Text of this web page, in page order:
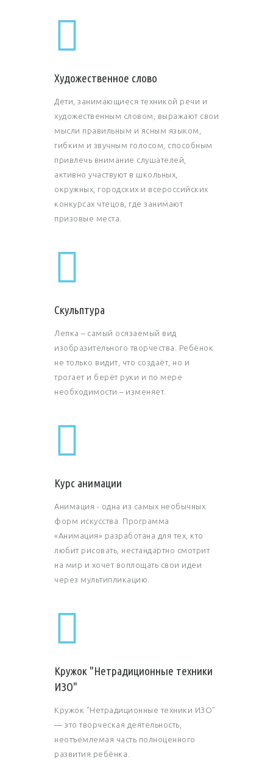
Художественное слово
Дети, занимающиеся техникой речи и
художественным словом, выражают свои
мысли правильным и ясным языком,
гибким и звучным голосом, способным
привлечь внимание слушателей,
активно участвуют в школьных,
окружных, городских и всероссийских
конкурсах чтецов, где занимают
призовые места.
Скульптура
Лепка – самый осязаемый вид
изобразительного творчества. Ребёнок
не только видит, что создаёт, но и
трогает и берёт руки и по мере
необходимости – изменяет.
Курс анимации
Анимация - одна из самых необычных
форм искусства. Программа
«Анимация» разработана для тех, кто
любит рисовать, нестандартно смотрит
на мир и хочет воплощать свои идеи
через мультипликацию.
Кружок "Нетрадиционные техники
ИЗО"
Кружок "Нетрадиционные техники ИЗО"
— это творческая деятельность,
неотъемлемая часть полноценного
развития ребёнка.